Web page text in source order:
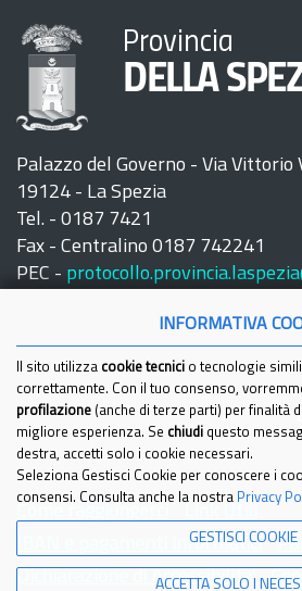
Provincia
DELLA
Palazzo del Governo - Via Vittorio
19124 - La Spezia
Tel. - 0187 7421
Fax - Centralino 0187 742241
PEC -
IBAN e pagamenti informatici
Dichiarazione di Accessibilita'
INFORMATIVA
Il sito utilizza cookie tecnici o tecnologie simili
correttamente. Con il tuo consenso,
profilazione (anche di terze parti) per finalità
migliore esperienza. Se chiudi questo
destra, accetti solo i cookie necessari.
Seleziona Gestisci Cookie per conoscere i
consensi. Consulta anche la nostra Privacy
GESTISCI COOKIE
ACCETTA SOLO I